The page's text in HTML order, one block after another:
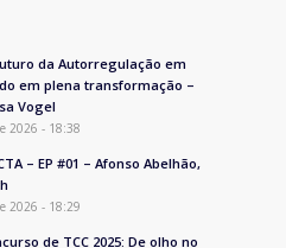
da Autorregulação em
em plena transformação –
Vogel
2026 - 18:38
– EP #01 – Afonso Abelhão,
2026 - 18:29
de TCC 2025: De olho no